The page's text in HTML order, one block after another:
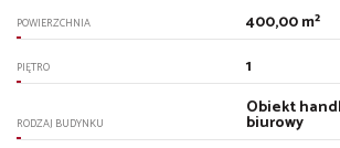
POWIERZCHNIA 400,00 m²
PIĘTRO 1
RODZAJ BUDYNKU
Obiekt
biurowy